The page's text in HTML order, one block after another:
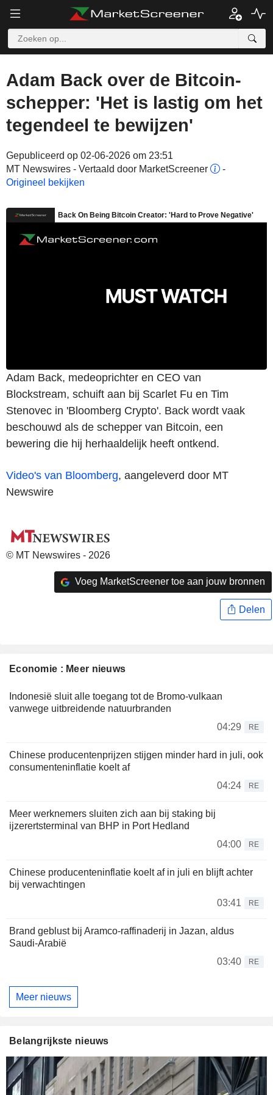
Adam Back over de Bitcoin-
schepper: 'Het is lastig om het
tegendeel te bewijzen'
Gepubliceerd op 02-06-2026 om 23:51
MT Newswires - Vertaald door MarketScreener
-
Origineel bekijken
Adam Back, medeoprichter en CEO van
Blockstream, schuift aan bij Scarlet Fu en Tim
Stenovec in 'Bloomberg Crypto'. Back wordt vaak
beschouwd als de schepper van Bitcoin, een
bewering die hij herhaaldelijk heeft ontkend.
Video's van Bloomberg, aangeleverd door MT
Newswire
© MT Newswires - 2026
Voeg MarketScreener toe aan jouw bronnen
Delen
Economie : Meer nieuws
Indonesië sluit alle toegang tot de Bromo-vulkaan
vanwege uitbreidende natuurbranden
04:29
RE
Chinese producentenprijzen stijgen minder hard in juli, ook
consumenteninflatie koelt af
04:24
RE
Meer werknemers sluiten zich aan bij staking bij
ijzerertsterminal van BHP in Port Hedland
04:00
RE
Chinese producenteninflatie koelt af in juli en blijft achter
bij verwachtingen
03:41
RE
Brand geblust bij Aramco-raffinaderij in Jazan, aldus
Saudi-Arabië
03:40
RE
Meer nieuws
Belangrijkste nieuws